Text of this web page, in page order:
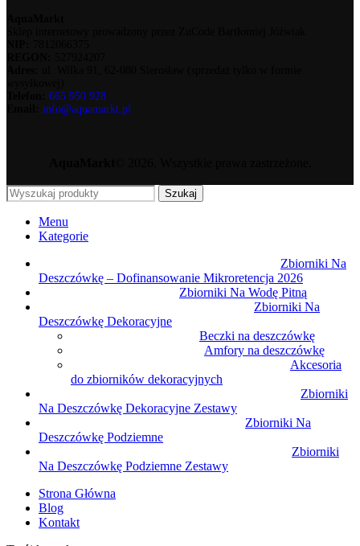
665 950 928
info@aquamarkt.pl
Szukaj
Menu
Kategorie
Zbiorniki Na
Deszczówkę – Dofinansowanie Mikroretencja 2026
Zbiorniki Na Wodę Pitną
Zbiorniki Na
Deszczówkę Dekoracyjne
Beczki na deszczówkę
Amfory na deszczówkę
Akcesoria
do zbiorników dekoracyjnych
Zbiorniki
Na Deszczówkę Dekoracyjne Zestawy
Zbiorniki Na
Deszczówkę Podziemne
Zbiorniki
Na Deszczówkę Podziemne Zestawy
Strona Główna
Blog
Kontakt